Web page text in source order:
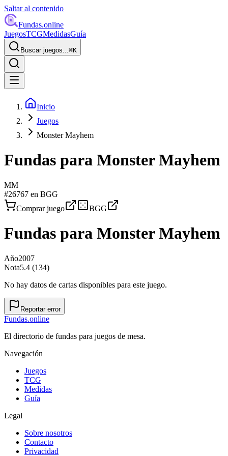
Saltar al contenido
Fundas.online
JuegosTCGMedidasGuía
Buscar juegos...⌘K
Inicio
Juegos
Monster Mayhem
Fundas para Monster Mayhem
MM
#26767 en BGG
Comprar juego
BGG
Fundas para Monster Mayhem
Año2007
Nota5.4 (134)
No hay datos de cartas disponibles para este juego.
Reportar error
Fundas.online
El directorio de fundas para juegos de mesa.
Navegación
Juegos
TCG
Medidas
Guía
Legal
Sobre nosotros
Contacto
Privacidad